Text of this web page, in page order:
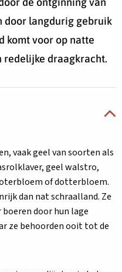
door langdurig gebruik
komt voor op natte
redelijke draagkracht.
vaak geel van soorten als
geel walstro,
of dotterbloem.
dan nat schraalland. Ze
door hun lage
ze behoorden ooit tot de